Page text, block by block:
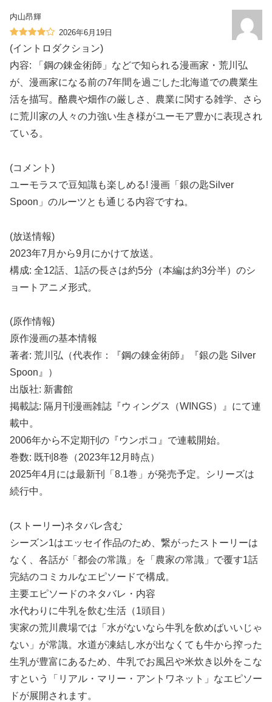
内山昂輝
2026年6月19日
(イントロダクション)
内容: 「鋼の錬金術師」などで知られる漫画家・荒川弘
が、漫画家になる前の7年間を過ごした北海道での農業生
活を描写。酪農や畑作の厳しさ、農業に関する雑学、さら
に荒川家の人々の力強い生き様がユーモア豊かに表現され
ている。
(コメント)
ユーモラスで豆知識も楽しめる! 漫画「銀の匙Silver
Spoon」のルーツとも通じる内容ですね。
(放送情報)
2023年7月から9月にかけて放送。
構成: 全12話、1話の長さは約5分（本編は約3分半）のシ
ョートアニメ形式。
(原作情報)
原作漫画の基本情報
著者: 荒川弘（代表作：『鋼の錬金術師』『銀の匙 Silver
Spoon』）
出版社: 新書館
掲載誌: 隔月刊漫画雑誌『ウィングス（WINGS）』にて連
載中。
2006年から不定期刊の『ウンポコ』で連載開始。
巻数: 既刊8巻（2023年12月時点）
2025年4月には最新刊「8.1巻」が発売予定。シリーズは
続行中。
(ストーリー)ネタバレ含む
シーズン1はエッセイ作品のため、繋がったストーリーは
なく、各話が「都会の常識」を「農家の常識」で覆す1話
完結のコミカルなエピソードで構成。
主要エピソードのネタバレ・内容
水代わりに牛乳を飲む生活（1頭目）
実家の荒川農場では「水がないなら牛乳を飲めばいいじゃ
ない」が常識。水道が凍結し水が出なくても牛から搾った
生乳が豊富にあるため、牛乳でお風呂や米炊き以外をこな
すという「リアル・マリー・アントワネット」なエピソー
ドが展開されます。